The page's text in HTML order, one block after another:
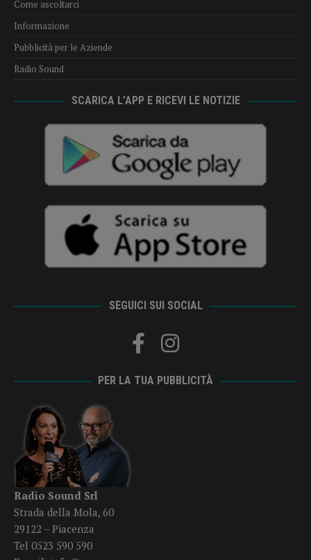
Come ascoltarci
Informazione
Pubblicità per le Aziende
Radio Sound
SCARICA L’APP E RICEVI LE NOTIZIE
SEGUICI SUI SOCIAL
PER LA TUA PUBBLICITÀ
Radio Sound Srl
Strada della Mola, 60
29122 – Piacenza
Tel 0523 590 590